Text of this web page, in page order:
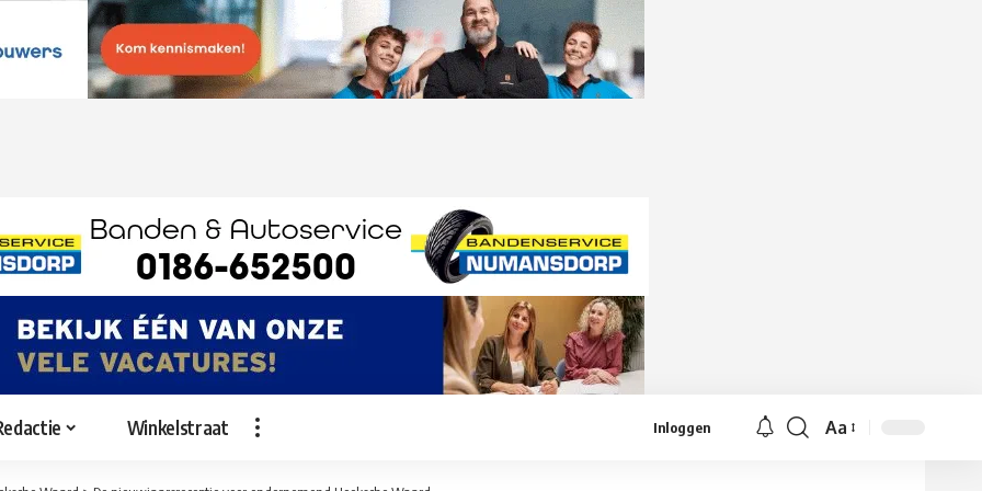
Winkelstraat Inloggen
Lettergrootte
Aa